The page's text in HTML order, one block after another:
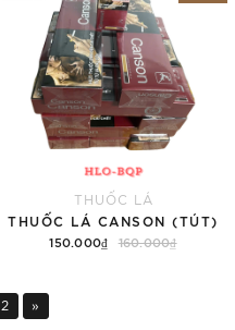
THUỐC LÁ
THUỐC LÁ CANSON (TÚT)
150.000₫ 160.000₫
2 »